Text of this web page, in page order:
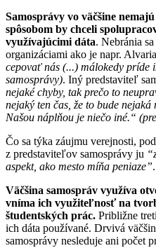
Samosprávy vo väčšine
spôsobom by chceli
využívajúcimi dáta. Nebránia
organizáciami ako je napr.
cepovať nás (...) málokedy
samosprávy). Iný predstaviteľ
nejaké chyby, tak prečo to
nejaký ten čas, že to bude
Našou náplňou je niečo iné.“
Čo sa týka záujmu verejnosti,
z predstaviteľov samosprávy ju
aspekt, ako mesto míňa peniaze”.
Väčšina samospráv využíva
vníma ich využiteľnosť na
študentských prác. Približne
ich dáta používané. Drvivá
samosprávy nesleduje ani počet